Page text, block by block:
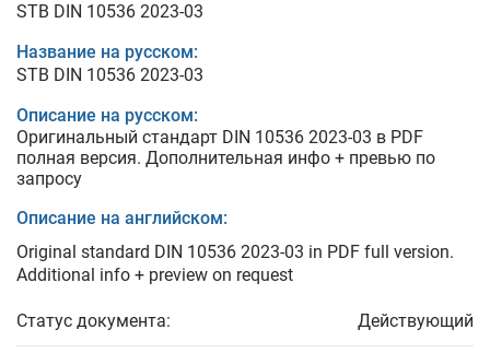
STB DIN 10536 2023-03
Название на русском:
STB DIN 10536 2023-03
Описание на русском:
Оригинальный стандарт DIN 10536 2023-03 в PDF
полная версия. Дополнительная инфо + превью по
запросу
Описание на английском:
Original standard DIN 10536 2023-03 in PDF full version.
Additional info + preview on request
Статус документа: Действующий